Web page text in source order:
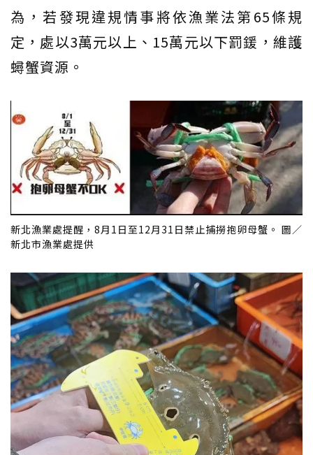
為，若發現違規情事將依漁業法第65條規
定，處以3萬元以上、15萬元以下罰鍰，維護
蟳蟹資源。
新北漁業處提醒，8月1日至12月31日禁止捕撈抱卵母蟹。 圖／
新北市漁業處提供